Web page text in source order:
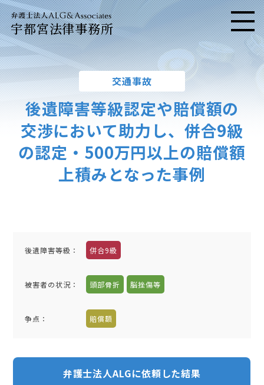
宇都宮法律事務所 メニ
交通事故
後遺障害等級認定や賠償額の
交渉において助力し、 併合9級
の認定・500万円以上の賠償額
上積みとなった事例
後遺障害等級： 併合9級
被害者の状況： 頭部骨折 脳挫傷等
争点： 賠償額
弁護士法人ALGに依頼した結果